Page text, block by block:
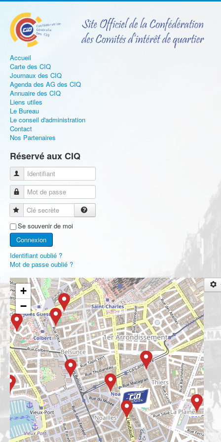
Accueil
Carte des CIQ
Journaux des CIQ
Agenda des AG des CIQ
Annuaire des CIQ
Liens utiles
Le Bureau
Le conseil d'administration
Contact
Nos Partenaires
Réservé aux CIQ
Identifiant
Mot de passe
Clé secrète
Se souvenir de moi
Connexion
Identifiant oublié ?
Mot de passe oublié ?
+
−